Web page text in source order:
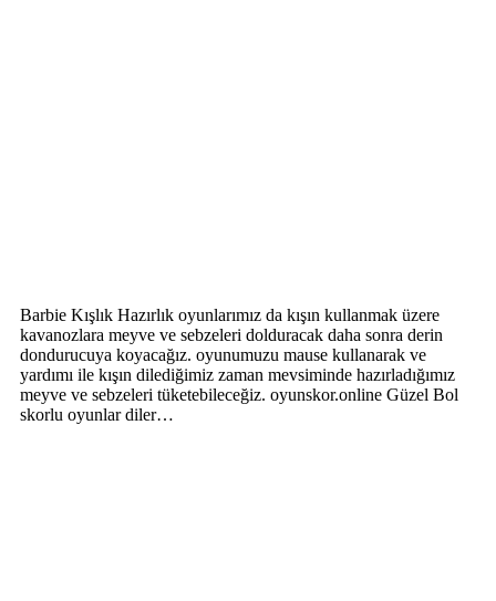
Barbie Kışlık Hazırlık oyunlarımız da kışın kullanmak üzere
kavanozlara meyve ve sebzeleri dolduracak daha sonra derin
dondurucuya koyacağız. oyunumuzu mause kullanarak ve
yardımı ile kışın dilediğimiz zaman mevsiminde hazırladığımız
meyve ve sebzeleri tüketebileceğiz. oyunskor.online Güzel Bol
skorlu oyunlar diler…